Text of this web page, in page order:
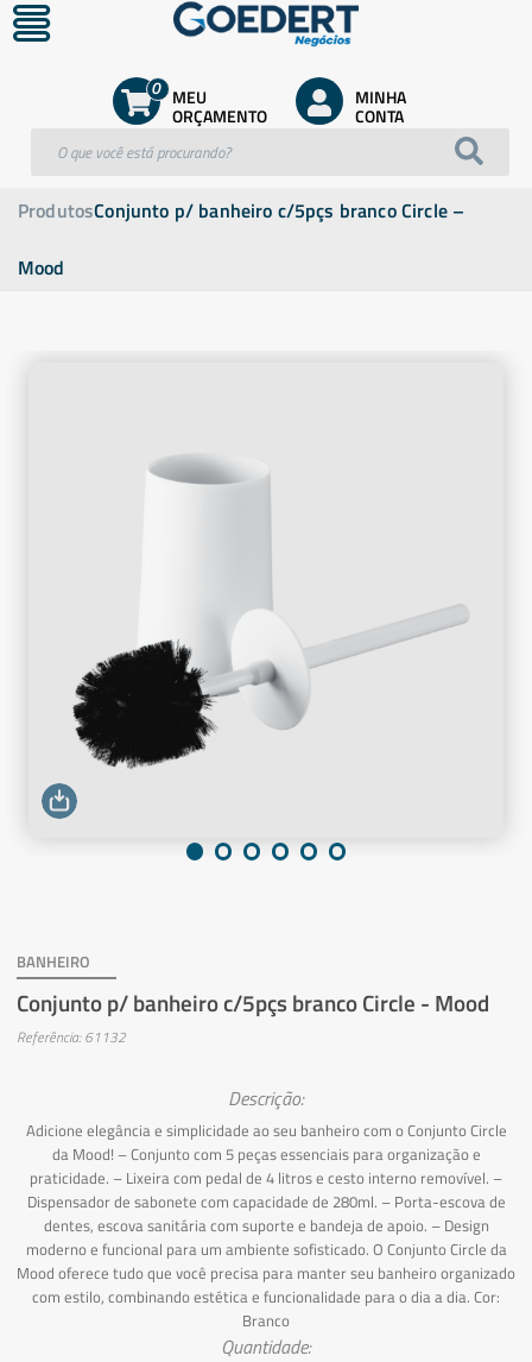
MEU
ORÇAMENTO
0 MINHA
CONTA
ProdutosConjunto p/ banheiro c/5pçs branco Circle –
Mood
BANHEIRO
Conjunto p/ banheiro c/5pçs branco Circle - Mood
Referência: 61132
Descrição:
Adicione elegância e simplicidade ao seu banheiro com o Conjunto Circle
da Mood! – Conjunto com 5 peças essenciais para organização e
praticidade. – Lixeira com pedal de 4 litros e cesto interno removível. –
Dispensador de sabonete com capacidade de 280ml. – Porta-escova de
dentes, escova sanitária com suporte e bandeja de apoio. – Design
moderno e funcional para um ambiente sofisticado. O Conjunto Circle da
Mood oferece tudo que você precisa para manter seu banheiro organizado
com estilo, combinando estética e funcionalidade para o dia a dia. Cor:
Branco
Quantidade: